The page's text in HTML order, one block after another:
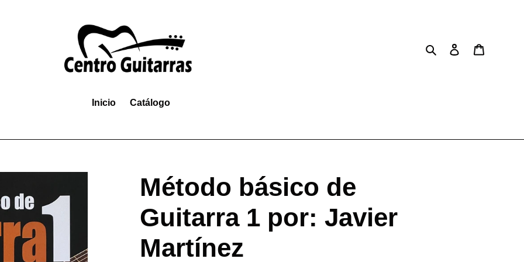
BuscarIngresar
Inicio Catálogo
Método básico de
Guitarra 1 por: Javier
Martínez